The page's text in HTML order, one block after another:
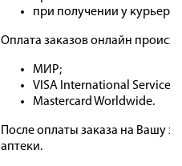
при получении у
Оплата заказов онлайн
МИР;
VISA International Service
Mastercard Worldwide.
После оплаты заказа на Вашу
аптеки.